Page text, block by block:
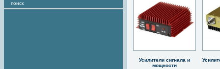
поиск
Усилители сигнала и
мощности